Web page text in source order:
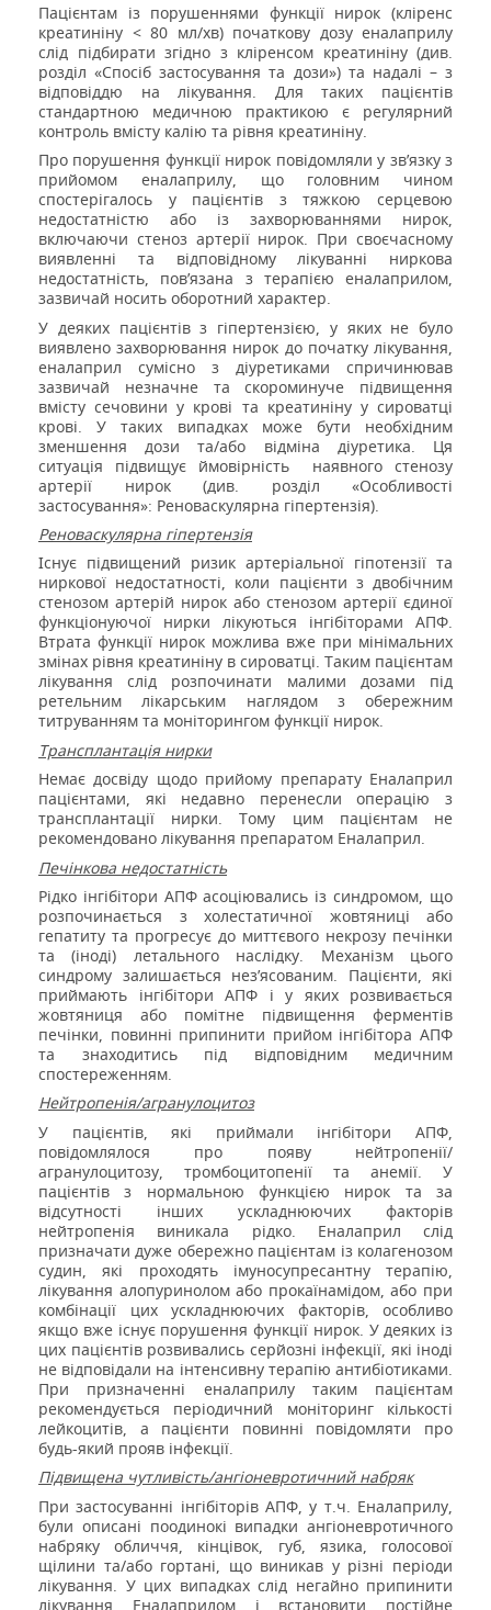
Пацієнтам із порушеннями функції нирок (кліренс
креатиніну < 80 мл/хв) початкову дозу еналаприлу
слід підбирати згідно з кліренсом креатиніну (див.
розділ «Спосіб застосування та дози») та надалі – з
відповіддю на лікування. Для таких пацієнтів
стандартною медичною практикою є регулярний
контроль вмісту калію та рівня креатиніну.
Про порушення функції нирок повідомляли у зв’язку з
прийомом еналаприлу, що головним чином
спостерігалось у пацієнтів з тяжкою серцевою
недостатністю або із захворюваннями нирок,
включаючи стеноз артерії нирок. При своєчасному
виявленні та відповідному лікуванні ниркова
недостатність, пов’язана з терапією еналаприлом,
зазвичай носить оборотний характер.
У деяких пацієнтів з гіпертензією, у яких не було
виявлено захворювання нирок до початку лікування,
еналаприл сумісно з діуретиками спричинював
зазвичай незначне та скороминуче підвищення
вмісту сечовини у крові та креатиніну у сироватці
крові. У таких випадках може бути необхідним
зменшення дози та/або відміна діуретика. Ця
ситуація підвищує ймовірність
наявного стенозу
артерії нирок (див. розділ «Особливості
застосування»: Реноваскулярна гіпертензія).
Реноваскулярна гіпертензія
Існує підвищений ризик артеріальної гіпотензії та
ниркової недостатності, коли пацієнти з двобічним
стенозом артерій нирок або стенозом артерії єдиної
функціонуючої нирки лікуються інгібіторами АПФ.
Втрата функції нирок можлива вже при мінімальних
змінах рівня креатиніну в сироватці. Таким пацієнтам
лікування слід розпочинати малими дозами під
ретельним лікарським наглядом з обережним
титруванням та моніторингом функції нирок.
Трансплантація нирки
Немає досвіду щодо прийому препарату Еналаприл
пацієнтами, які недавно перенесли операцію з
трансплантації нирки. Тому цим пацієнтам не
рекомендовано лікування препаратом Еналаприл.
Печінкова недостатність
Рідко інгібітори АПФ асоціювались із синдромом, що
розпочинається з холестатичної жовтяниці або
гепатиту та прогресує до миттєвого некрозу печінки
та (іноді) летального наслідку. Механізм цього
синдрому залишається нез’ясованим. Пацієнти, які
приймають інгібітори АПФ і у яких розвивається
жовтяниця або помітне підвищення ферментів
печінки, повинні припинити прийом інгібітора АПФ
та знаходитись під відповідним медичним
спостереженням.
Нейтропенія/агранулоцитоз
У пацієнтів, які приймали інгібітори АПФ,
повідомлялося про появу нейтропенії/
агранулоцитозу, тромбоцитопенії та анемії. У
пацієнтів з нормальною функцією нирок та за
відсутності інших ускладнюючих факторів
нейтропенія виникала рідко. Еналаприл слід
призначати дуже обережно пацієнтам із колагенозом
судин, які проходять імуносупресантну терапію,
лікування алопуринолом або прокаїнамідом, або при
комбінації цих ускладнюючих факторів, особливо
якщо вже існує порушення функції нирок. У деяких із
цих пацієнтів розвивались серйозні інфекції, які іноді
не відповідали на інтенсивну терапію антибіотиками.
При призначенні еналаприлу таким пацієнтам
рекомендується періодичний моніторинг кількості
лейкоцитів, а пацієнти повинні повідомляти про
будь-який прояв інфекції.
Підвищена чутливість/ангіоневротичний набряк
При застосуванні інгібіторів АПФ, у т.ч. Еналаприлу,
були описані поодинокі випадки ангіоневротичного
набряку обличчя, кінцівок, губ, язика, голосової
щілини та/або гортані, що виникав у різні періоди
лікування. У цих випадках слід негайно припинити
лікування Еналаприлом і встановити постійне